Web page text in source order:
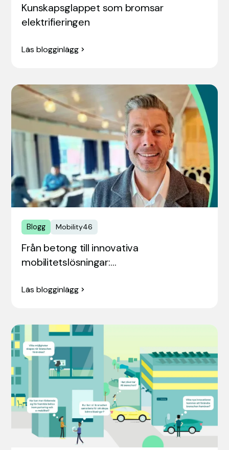
Kunskapsglappet som bromsar
elektrifieringen
Läs blogginlägg
Blogg Mobility46
Från betong till innovativa
mobilitetslösningar:…
Läs blogginlägg